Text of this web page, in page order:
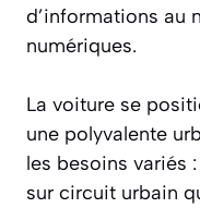
d’informations au
numériques.
La voiture se
une polyvalente
les besoins variés
sur circuit urbain